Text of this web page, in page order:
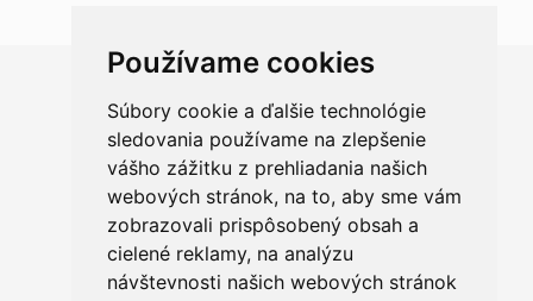
Používame cookies
Súbory cookie a ďalšie technológie
sledovania používame na zlepšenie
vášho zážitku z prehliadania našich
webových stránok, na to, aby sme vám
zobrazovali prispôsobený obsah a
cielené reklamy, na analýzu
návštevnosti našich webových stránok
Chceš sa radšej porozprávať?
+421 950 420 666